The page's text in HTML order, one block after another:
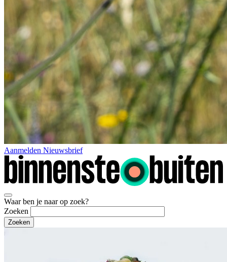
Aanmelden Nieuwsbrief
Waar ben je naar op zoek?
Zoeken